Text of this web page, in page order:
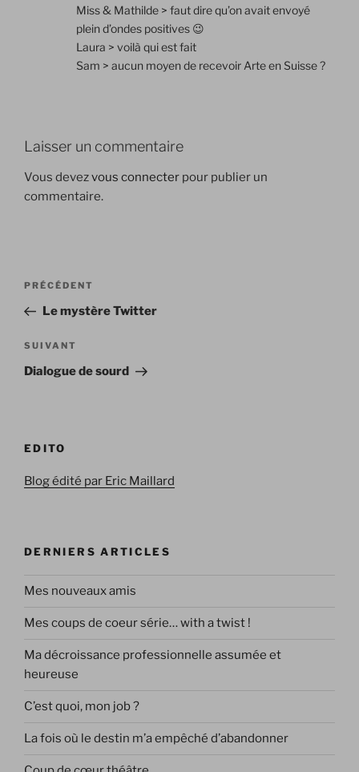
Miss & Mathilde > faut dire qu’on avait envoyé
plein d’ondes positives 😉
Laura > voilà qui est fait
Sam > aucun moyen de recevoir Arte en Suisse ?
Laisser un commentaire
Vous devezvous connecter pour publier un
commentaire.
Navigation
l’article
Article
précédent
PRÉCÉDENT
Le mystère Twitter
Article
suivant
SUIVANT
Dialogue de sourd
EDITO
Blog édité par Eric Maillard
DERNIERS ARTICLES
Mes nouveaux amis
Mes coups de coeur série… with a twist !
Ma décroissance professionnelle assumée et
heureuse
C’est quoi, mon job ?
La fois où le destin m’a empêché d’abandonner